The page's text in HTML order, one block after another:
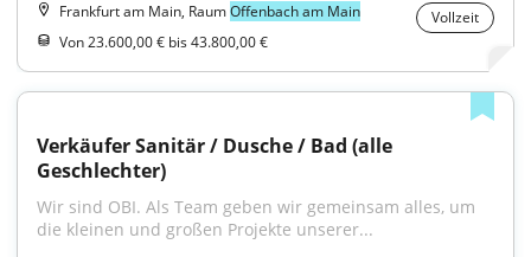
Frankfurt am Main, RaumOffenbach am Main
Vollzeit
Von 23.600,00 € bis 43.800,00 €
Verkäufer Sanitär / Dusche / Bad (alle
Geschlechter)
Wir sind OBI. Als Team geben wir gemeinsam alles, um
die kleinen und großen Projekte unserer...